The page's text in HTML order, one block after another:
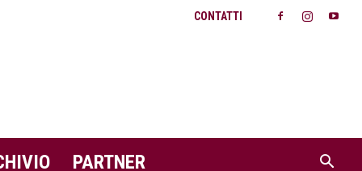
CONTATTI
PARTNER